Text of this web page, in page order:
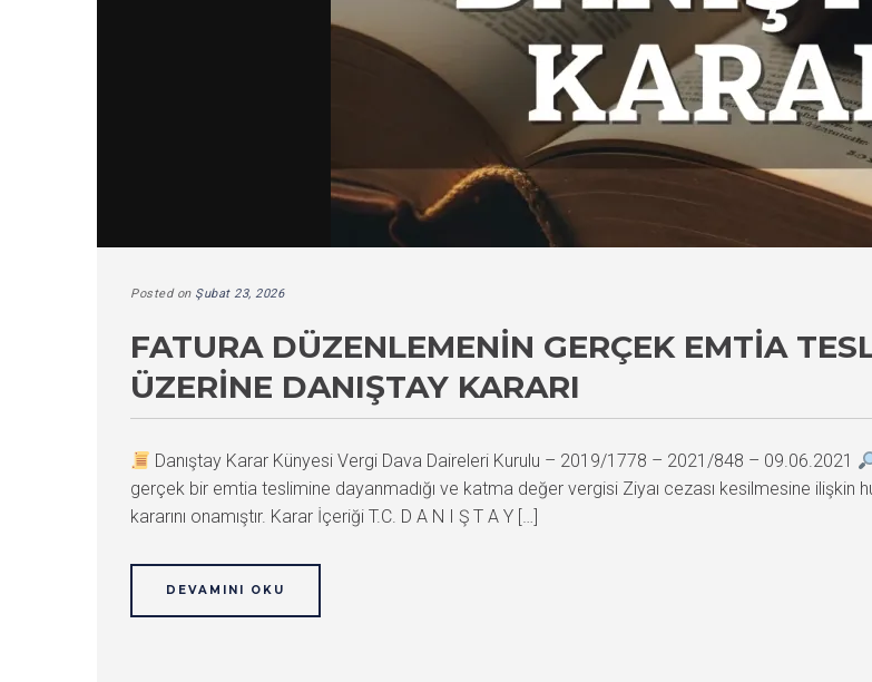
Posted on Şubat 23, 2026
FATURA DÜZENLEMENIN GERÇEK EMTIA
ÜZERINE DANIŞTAY KARARI
Danıştay Karar Künyesi Vergi Dava Daireleri Kurulu – 2019/1778 – 2021/848 – 09.06.2021
gerçek bir emtia teslimine dayanmadığı ve katma değer vergisi Ziyaı cezası kesilmesine ilişkin
kararını onamıştır. Karar İçeriği T.C. D A N I Ş T A Y […]
DEVAMINI OKU